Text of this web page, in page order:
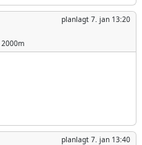
planlagt 7. jan 13:20
planlagt 7. jan 13:40